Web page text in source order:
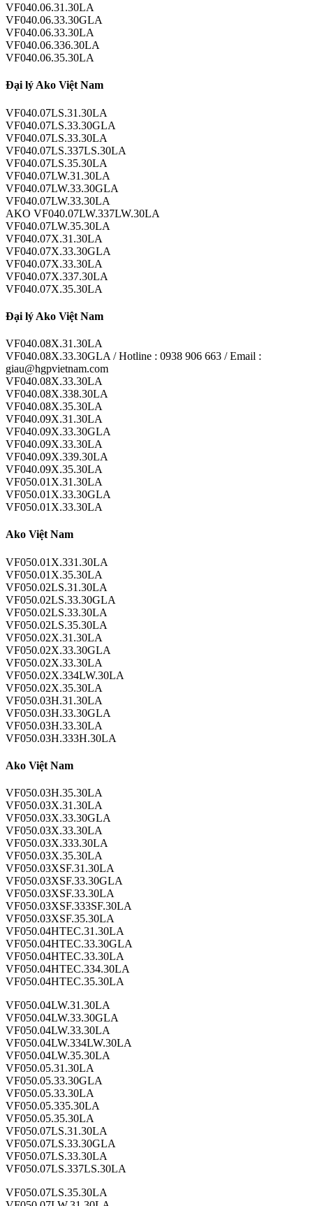
VF040.06.31.30LA
VF040.06.33.30GLA
VF040.06.33.30LA
VF040.06.336.30LA
VF040.06.35.30LA
Đại lý Ako Việt Nam
VF040.07LS.31.30LA
VF040.07LS.33.30GLA
VF040.07LS.33.30LA
VF040.07LS.337LS.30LA
VF040.07LS.35.30LA
VF040.07LW.31.30LA
VF040.07LW.33.30GLA
VF040.07LW.33.30LA
AKO VF040.07LW.337LW.30LA
VF040.07LW.35.30LA
VF040.07X.31.30LA
VF040.07X.33.30GLA
VF040.07X.33.30LA
VF040.07X.337.30LA
VF040.07X.35.30LA
Đại lý Ako Việt Nam
VF040.08X.31.30LA
VF040.08X.33.30GLA / Hotline : 0938 906 663 / Email :
giau@hgpvietnam.com
VF040.08X.33.30LA
VF040.08X.338.30LA
VF040.08X.35.30LA
VF040.09X.31.30LA
VF040.09X.33.30GLA
VF040.09X.33.30LA
VF040.09X.339.30LA
VF040.09X.35.30LA
VF050.01X.31.30LA
VF050.01X.33.30GLA
VF050.01X.33.30LA
Ako Việt Nam
VF050.01X.331.30LA
VF050.01X.35.30LA
VF050.02LS.31.30LA
VF050.02LS.33.30GLA
VF050.02LS.33.30LA
VF050.02LS.35.30LA
VF050.02X.31.30LA
VF050.02X.33.30GLA
VF050.02X.33.30LA
VF050.02X.334LW.30LA
VF050.02X.35.30LA
VF050.03H.31.30LA
VF050.03H.33.30GLA
VF050.03H.33.30LA
VF050.03H.333H.30LA
Ako Việt Nam
VF050.03H.35.30LA
VF050.03X.31.30LA
VF050.03X.33.30GLA
VF050.03X.33.30LA
VF050.03X.333.30LA
VF050.03X.35.30LA
VF050.03XSF.31.30LA
VF050.03XSF.33.30GLA
VF050.03XSF.33.30LA
VF050.03XSF.333SF.30LA
VF050.03XSF.35.30LA
VF050.04HTEC.31.30LA
VF050.04HTEC.33.30GLA
VF050.04HTEC.33.30LA
VF050.04HTEC.334.30LA
VF050.04HTEC.35.30LA
VF050.04LW.31.30LA
VF050.04LW.33.30GLA
VF050.04LW.33.30LA
VF050.04LW.334LW.30LA
VF050.04LW.35.30LA
VF050.05.31.30LA
VF050.05.33.30GLA
VF050.05.33.30LA
VF050.05.335.30LA
VF050.05.35.30LA
VF050.07LS.31.30LA
VF050.07LS.33.30GLA
VF050.07LS.33.30LA
VF050.07LS.337LS.30LA
VF050.07LS.35.30LA